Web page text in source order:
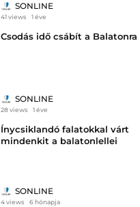
SONLINE
41 views 1 éve
Csodás idő csábít a Balatonra
SONLINE
28 views 1 éve
Ínycsiklandó falatokkal várt
mindenkit a balatonlellei
SONLINE
4 views 6 hónapja